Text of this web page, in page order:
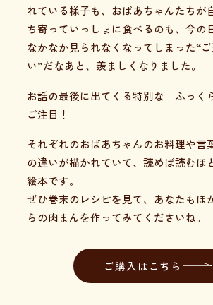
れている様子も、おばあちゃんたちが
ち寄っていっしょに食べるのも、今の
なかなか見られなくなってしまった“
い”だなあと、羨ましくなりました。
お話の最後に出てくる特別な「ふっく
ご注目！
それぞれのおばあちゃんのお料理や言
の違いが描かれていて、読めば読むほ
絵本です。
ぜひ巻末のレシピを見て、あなたもほ
らの肉まんを作ってみてくださいね。
ご購入はこちら